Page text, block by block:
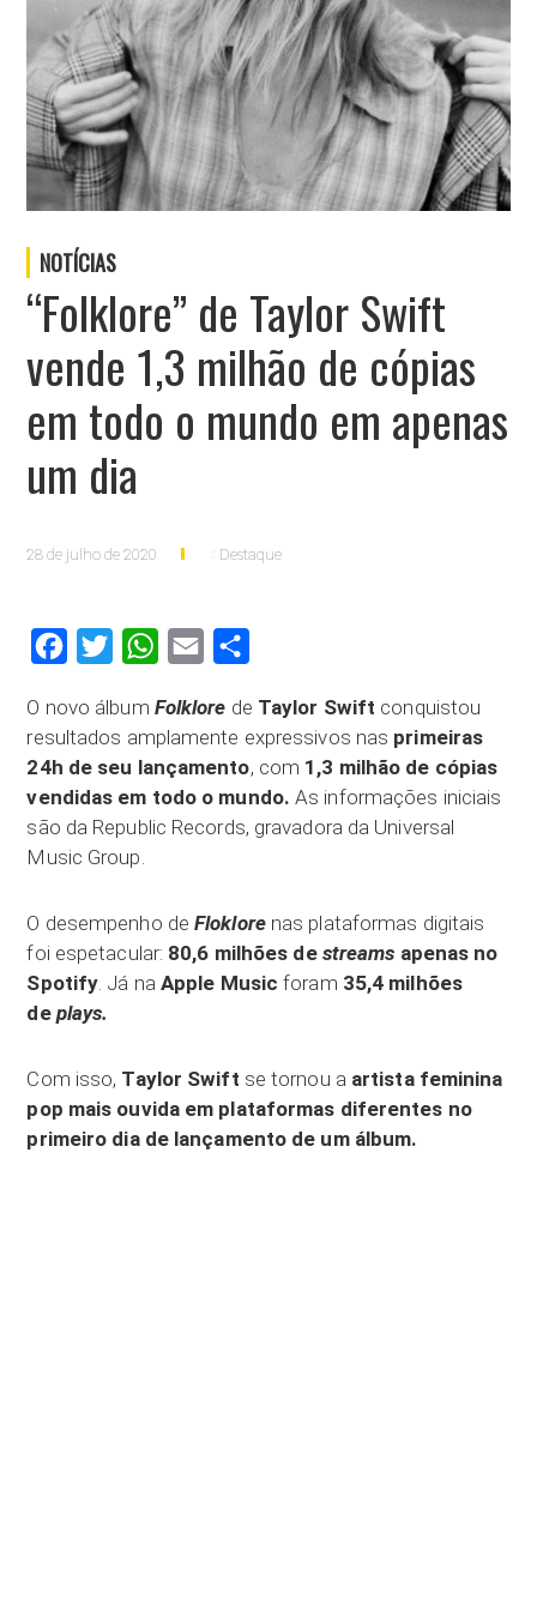
NOTÍCIAS
“Folklore” de Taylor Swift
vende 1,3 milhão de cópias
em todo o mundo em apenas
um dia
28 de julho de 2020 Destaque
FacebookTwitter WhatsApp
Email
O novo álbum Folklore de Taylor Swift conquistou
resultados amplamente expressivos nas primeiras
24h de seu lançamento, com 1,3 milhão de cópias
vendidas em todo o mundo. As informações iniciais
são da Republic Records, gravadora da Universal
Music Group.
O desempenho deFloklore nas plataformas digitais
foi espetacular: 80,6 milhões de streams apenas no
Spotify . Já na Apple Music foram 35,4 milhões
deplays.
Com isso, Taylor Swift se tornou a artista feminina
pop mais ouvida em plataformas diferentes no
primeiro dia de lançamento de um álbum.